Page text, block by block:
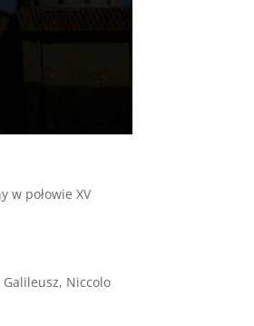
w połowie XV
Niccolo